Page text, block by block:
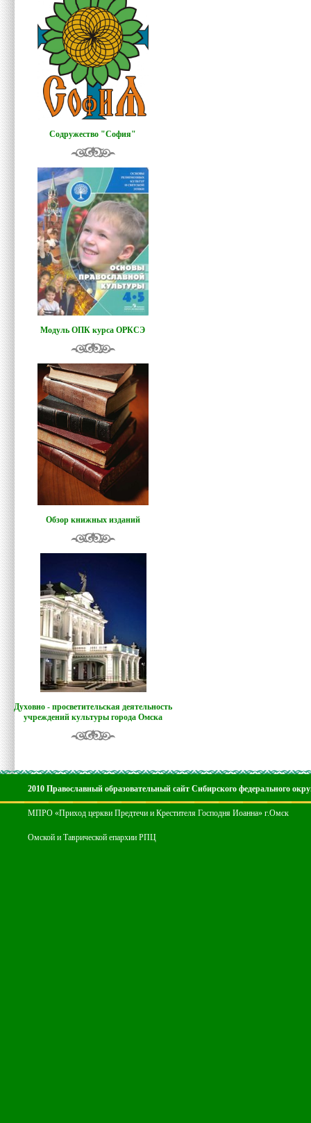
Содружество "София"
Модуль ОПК курса ОРКСЭ
Обзор книжных изданий
Духовно - просветительская деятельность
учреждений культуры города Омска
2010 Православный образовательный сайт Сибирского федерального
МПРО «Приход церкви Предтечи и Крестителя Господня Иоанна» г.Омск
Омской и Таврической епархии РПЦ